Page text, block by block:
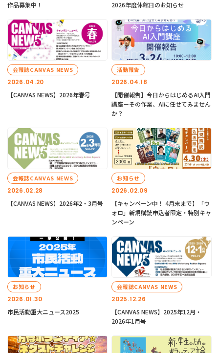
作品募集中！
2026年度休館日のお知らせ
2026.04.20
会報誌CANVAS NEWS
【CANVAS NEWS】2026年春号
2026.04.18
活動報告
【開催報告】今日からはじめるAI入門
講座－その作業、AIに任せてみません
か？
2026.02.28
会報誌CANVAS NEWS
【CANVAS NEWS】2026年2・3月号
2026.02.09
お知らせ
【キャンペーン中！ 4月末まで】「ウ
ォロ」新規購読申込者限定・特別キャ
ンペーン
2026.01.30
お知らせ
市民活動重大ニュース2025
2025.12.26
会報誌CANVAS NEWS
【CANVAS NEWS】2025年12月・
2026年1月号